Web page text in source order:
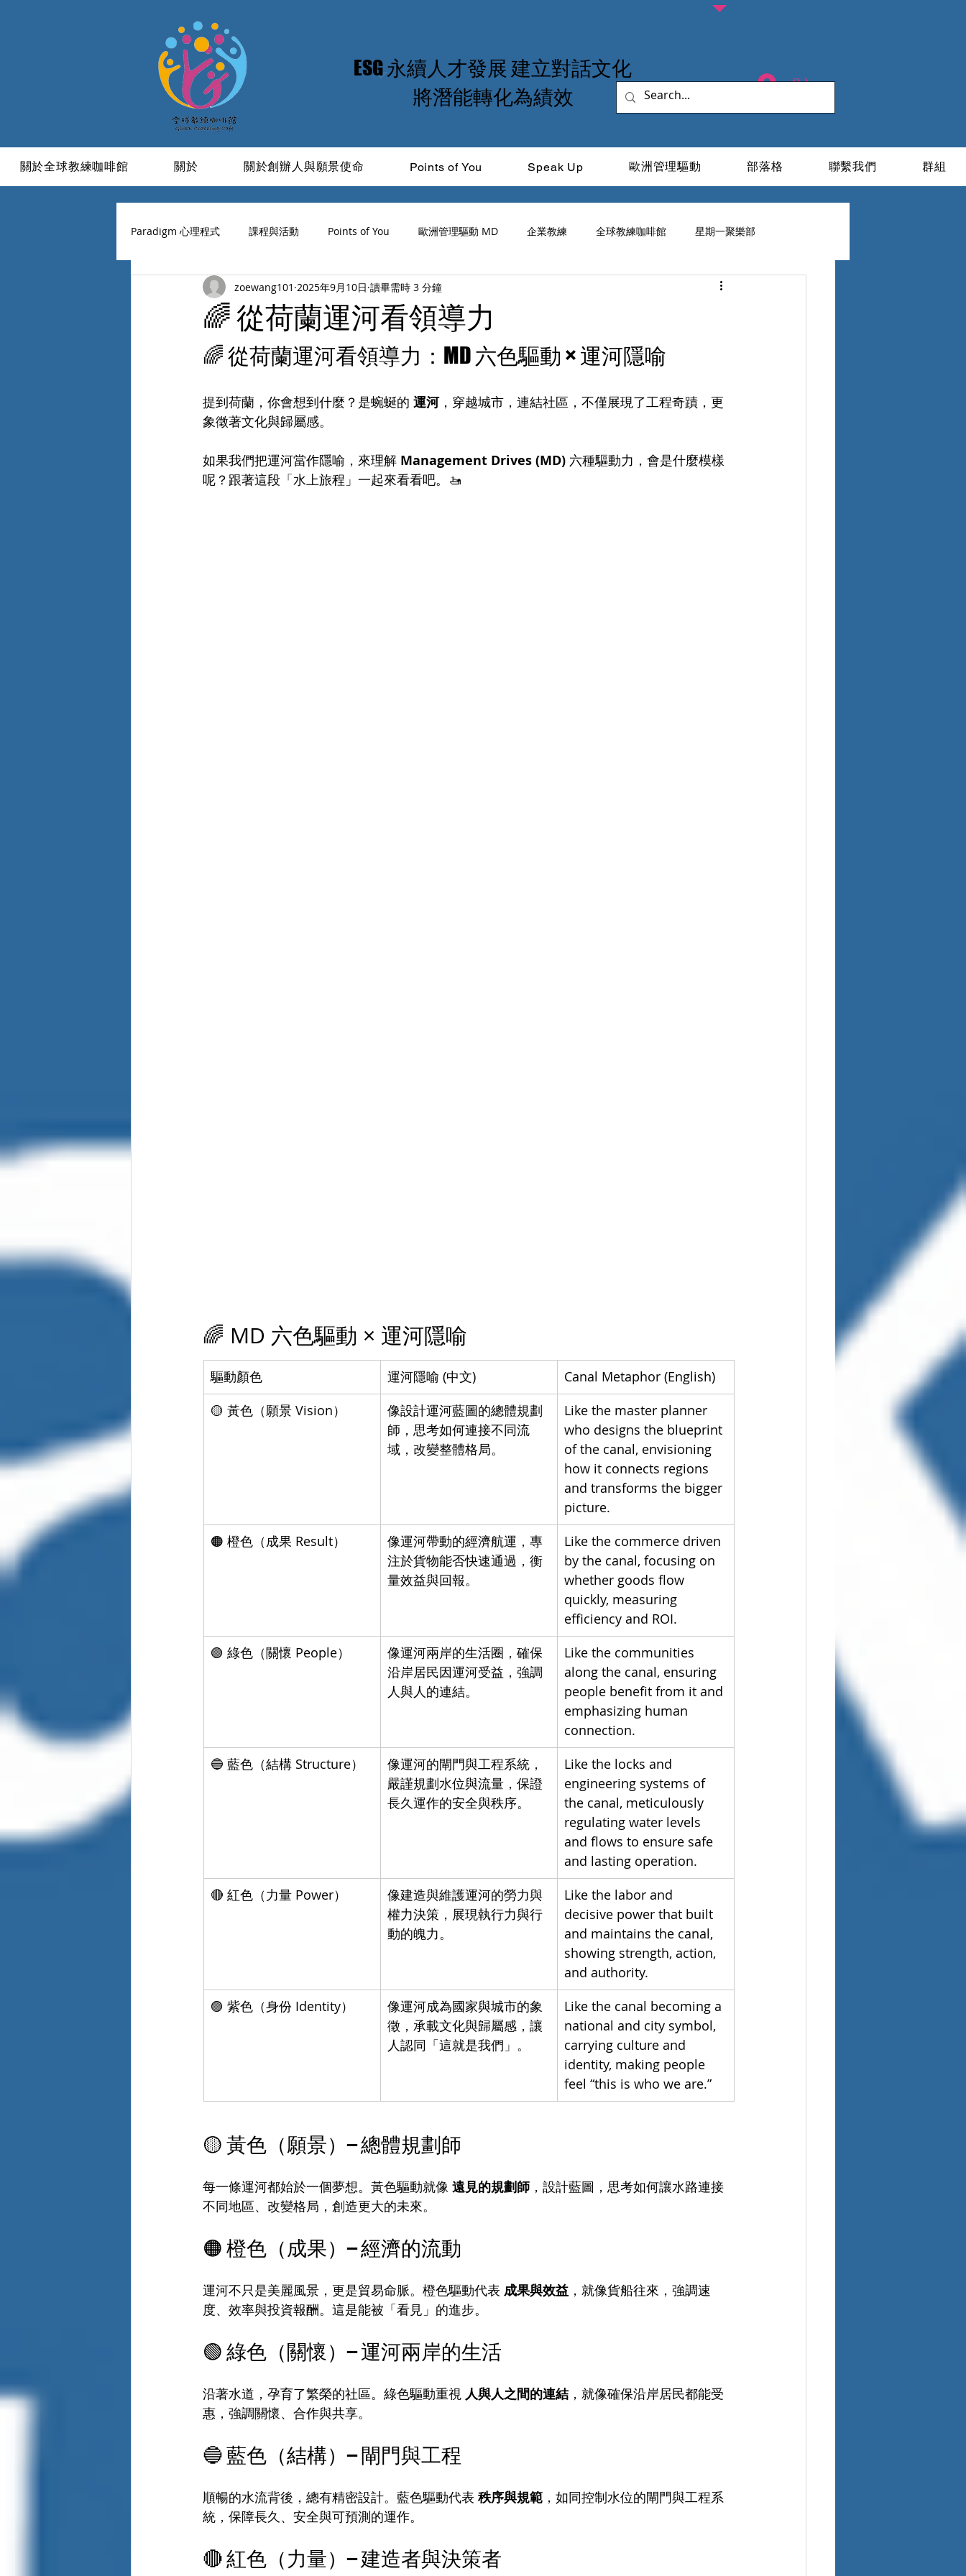
​ESG 永續人才發展 建立對話文化
​將潛能轉化為績效
登入
關於全球教練咖啡館 關於 關於創辦人與願景使命 Points of You Speak Up 歐洲管理驅動 部落格 聯繫我們 群組
Paradigm 心理程式 課程與活動 Points of You 歐洲管理驅動 MD 企業教練 全球教練咖啡館 星期一聚樂部
學習與成長 信仰 活成一道光 ICF 品牌領導力 ESG X 家族辦公室
🌈 從荷蘭運河看領導力
zoewang101 2025年9月10日 讀畢需時 3 分鐘
🌈 從荷蘭運河看領導力：MD 六色驅動 × 運河隱喻
提到荷蘭，你會想到什麼？是蜿蜒的 運河，穿越城市，連結社區，不僅展現了工程奇蹟，更
象徵著文化與歸屬感。
如果我們把運河當作隱喻，來理解 Management Drives (MD) 六種驅動力，會是什麼模樣
呢？跟著這段「水上旅程」一起來看看吧。🚤
🌈 MD 六色驅動 × 運河隱喻
驅動顏色 運河隱喻 (中文)
Canal Metaphor (English)
🟡 黃色（願景 Vision）
像設計運河藍圖的總體規劃
師，思考如何連接不同流
域，改變整體格局。
Like the master planner
who designs the blueprint
of the canal, envisioning
how it connects regions
and transforms the bigger
picture.
🟠 橙色（成果 Result）
像運河帶動的經濟航運，專
注於貨物能否快速通過，衡
量效益與回報。
Like the commerce driven
by the canal, focusing on
whether goods flow
quickly, measuring
efficiency and ROI.
🟢 綠色（關懷 People）
像運河兩岸的生活圈，確保
沿岸居民因運河受益，強調
人與人的連結。
Like the communities
along the canal, ensuring
people benefit from it and
emphasizing human
connection.
🔵 藍色（結構 Structure）
像運河的閘門與工程系統，
嚴謹規劃水位與流量，保證
長久運作的安全與秩序。
Like the locks and
engineering systems of
the canal, meticulously
regulating water levels
and flows to ensure safe
and lasting operation.
🔴 紅色（力量 Power）
像建造與維護運河的勞力與
權力決策，展現執行力與行
動的魄力。
Like the labor and
decisive power that built
and maintains the canal,
showing strength, action,
and authority.
🟣 紫色（身份 Identity）
像運河成為國家與城市的象
徵，承載文化與歸屬感，讓
人認同「這就是我們」。
Like the canal becoming a
national and city symbol,
carrying culture and
identity, making people
feel “this is who we are.”
🟡 黃色（願景）– 總體規劃師
每一條運河都始於一個夢想。黃色驅動就像 遠見的規劃師 ，設計藍圖，思考如何讓水路連接
不同地區、改變格局，創造更大的未來。
🟠 橙色（成果）– 經濟的流動
運河不只是美麗風景，更是貿易命脈。橙色驅動代表 成果與效益 ，就像貨船往來，強調速
度、效率與投資報酬。這是能被「看見」的進步。
🟢 綠色（關懷）– 運河兩岸的生活
沿著水道，孕育了繁榮的社區。綠色驅動重視 人與人之間的連結 ，就像確保沿岸居民都能受
惠，強調關懷、合作與共享。
🔵 藍色（結構）– 閘門與工程
順暢的水流背後，總有精密設計。藍色驅動代表 秩序與規範 ，如同控制水位的閘門與工程系
統，保障長久、安全與可預測的運作。
🔴 紅色（力量）– 建造者與決策者